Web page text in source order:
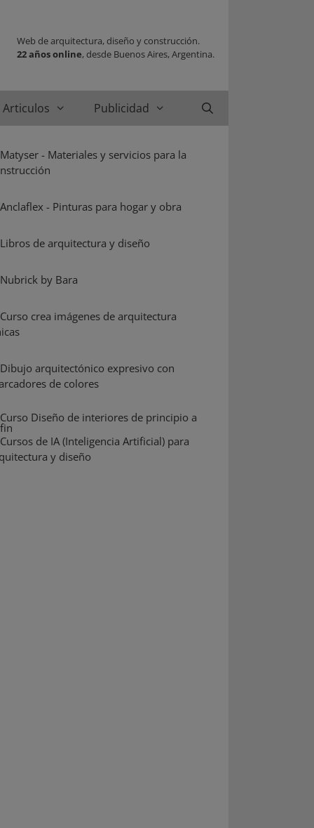
Web de arquitectura, diseño y construcción.
22 años online, desde Buenos Aires, Argentina.
Articulos Publicidad